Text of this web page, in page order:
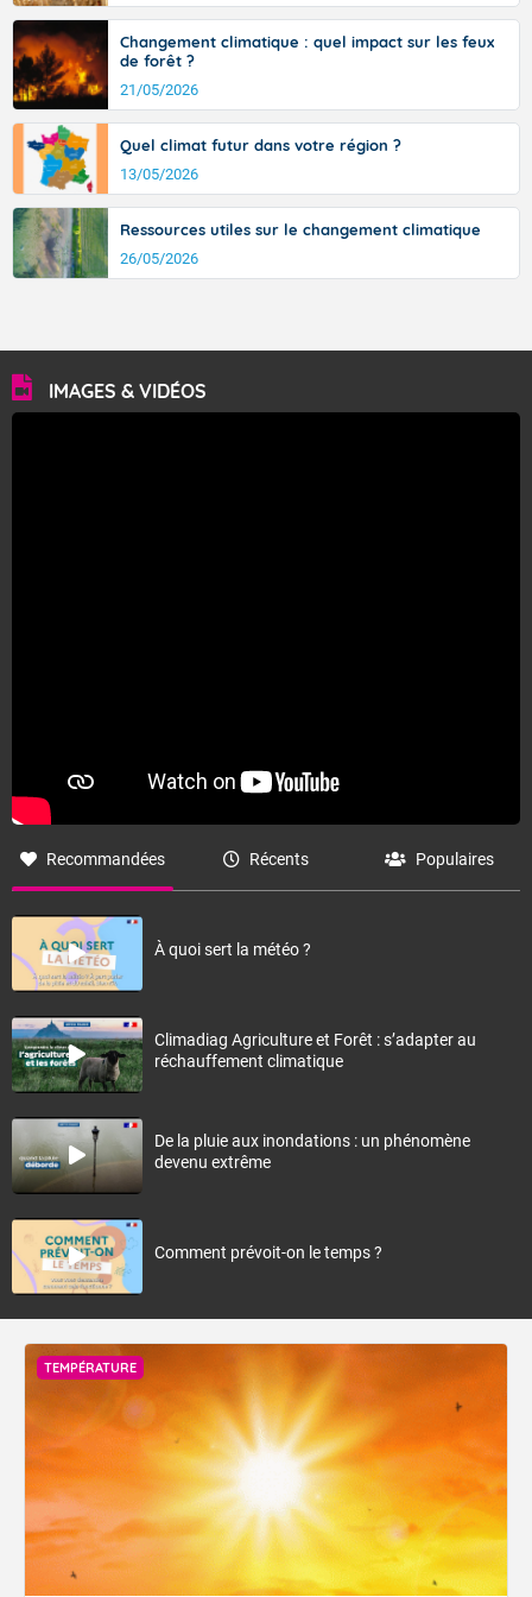
Changement climatique : quel impact sur les feux
de forêt ?
21/05/2026
Quel climat futur dans votre région ?
13/05/2026
Ressources utiles sur le changement climatique
26/05/2026
IMAGES & VIDÉOS
Recommandées Récents Populaires
À quoi sert la météo ?
Climadiag Agriculture et Forêt : s’adapter au
réchauffement climatique
De la pluie aux inondations : un phénomène
devenu extrême
Comment prévoit-on le temps ?
TEMPÉRATURE